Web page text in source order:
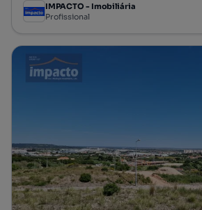
IMPACTO - Imobiliária
Profissional